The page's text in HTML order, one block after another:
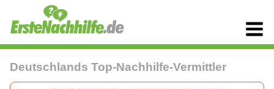
Deutschlands Top-Nachhilfe-Vermittler